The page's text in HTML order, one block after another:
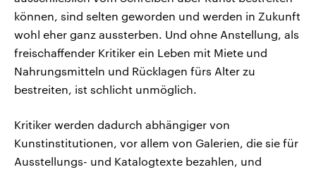
können, sind selten geworden und werden in Zukunft
wohl eher ganz aussterben. Und ohne Anstellung, als
freischaffender Kritiker ein Leben mit Miete und
Nahrungsmitteln und Rücklagen fürs Alter zu
bestreiten, ist schlicht unmöglich.
Kritiker werden dadurch abhängiger von
Kunstinstitutionen, vor allem von Galerien, die sie für
Ausstellungs- und Katalogtexte bezahlen, und